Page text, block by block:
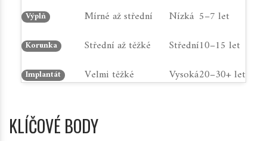
Výplň Mírné až střední Nízká 5–7 let
Korunka Střední až těžké Střední10–15 let
Implantát Velmi těžké Vysoká20–30+ let
KLÍČOVÉ BODY